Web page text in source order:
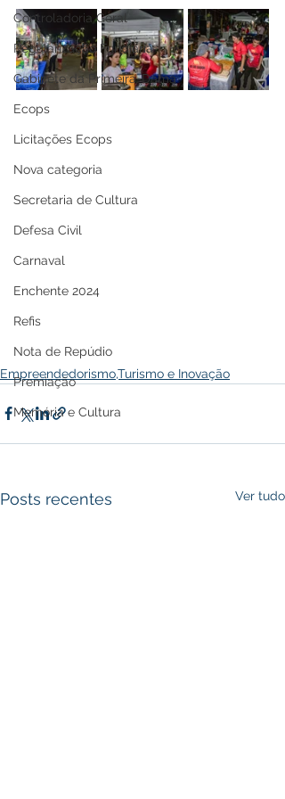
Controladoria Geral
Regularização Fundiária
Gabinete da Primeira-Dama
Ecops
Licitações Ecops
Nova categoria
Secretaria de Cultura
Defesa Civil
Carnaval
Enchente 2024
Refis
Nota de Repúdio
Premiação
Memória e Cultura
Empreendedorismo,Turismo e Inovação
Posts recentes Ver tudo